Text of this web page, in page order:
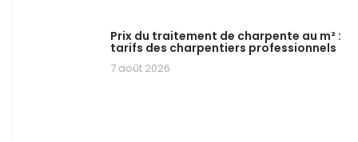
Prix du traitement de charpente au m² :
tarifs des charpentiers professionnels
7 août 2026